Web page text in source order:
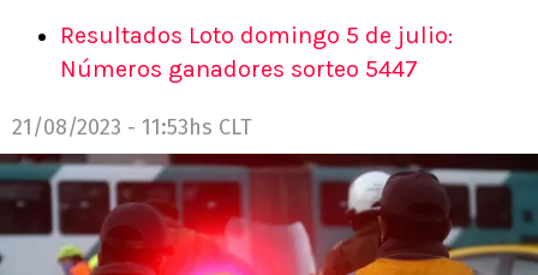
Resultados Loto domingo 5 de julio:
Números ganadores sorteo 5447
21/08/2023 - 11:53hs CLT